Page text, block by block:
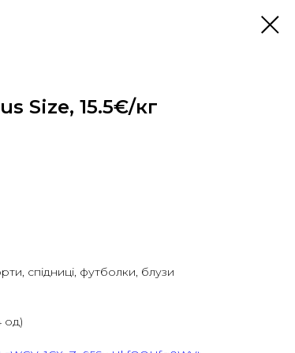
Size, 15.5€/кг
спідниці, футболки, блузи
од)